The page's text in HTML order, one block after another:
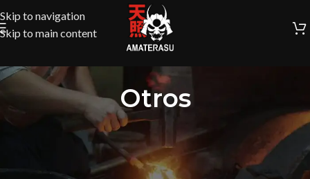
Skip to navigation
Skip to main content
Otros
Colección Medieval/ Otros Mostrando los 2 resultados